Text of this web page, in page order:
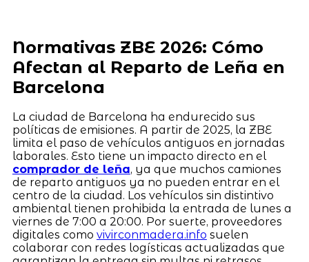
Normativas ZBE 2026: Cómo
Afectan al Reparto de Leña en
Barcelona
La ciudad de Barcelona ha endurecido sus
políticas de emisiones. A partir de 2025, la ZBE
limita el paso de vehículos antiguos en jornadas
laborales. Esto tiene un impacto directo en el
comprador de leña, ya que muchos camiones
de reparto antiguos ya no pueden entrar en el
centro de la ciudad. Los vehículos sin distintivo
ambiental tienen prohibida la entrada de lunes a
viernes de 7:00 a 20:00. Por suerte, proveedores
digitales como vivirconmadera.info suelen
colaborar con redes logísticas actualizadas que